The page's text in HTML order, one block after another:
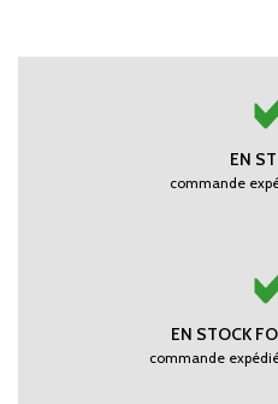
EN
commande
EN STOCK
commande